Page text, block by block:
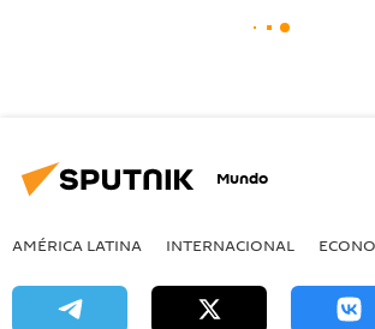
Mundo
AMÉRICA LATINA INTERNACIONAL